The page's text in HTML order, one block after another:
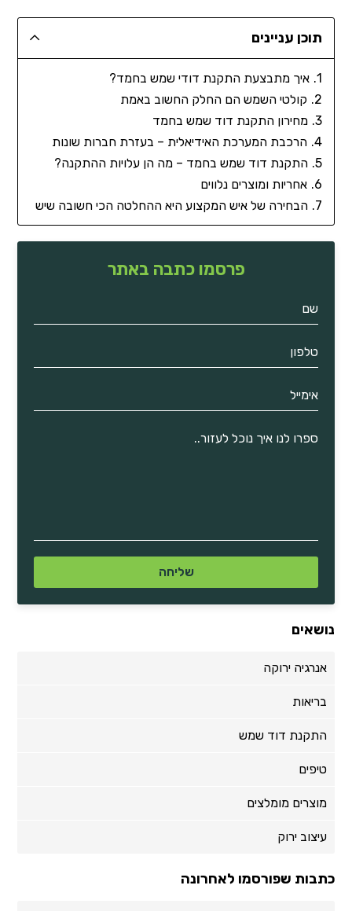
תוכן עניינים
איך מתבצעת התקנת דודי שמש בחמד?
קולטי השמש הם החלק החשוב באמת
מחירון התקנת דוד שמש בחמד
הרכבת המערכת האידיאלית – בעזרת חברות שונות
התקנת דוד שמש בחמד – מה הן עלויות ההתקנה?
אחריות ומוצרים נלווים
הבחירה של איש המקצוע היא ההחלטה הכי חשובה שיש
פרסמו כתבה באתר
נושאים
אנרגיה ירוקה
בריאות
התקנת דוד שמש
טיפים
מוצרים מומלצים
עיצוב ירוק
כתבות שפורסמו לאחרונה